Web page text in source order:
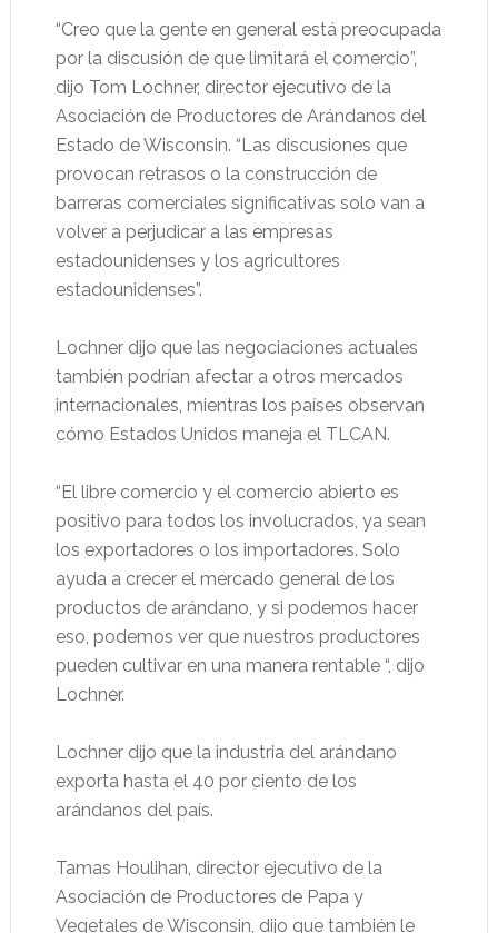
“Creo que la gente en general está preocupada
por la discusión de que limitará el comercio”,
dijo Tom Lochner, director ejecutivo de la
Asociación de Productores de Arándanos del
Estado de Wisconsin. “Las discusiones que
provocan retrasos o la construcción de
barreras comerciales significativas solo van a
volver a perjudicar a las empresas
estadounidenses y los agricultores
estadounidenses”.
Lochner dijo que las negociaciones actuales
también podrían afectar a otros mercados
internacionales, mientras los países observan
cómo Estados Unidos maneja el TLCAN.
“El libre comercio y el comercio abierto es
positivo para todos los involucrados, ya sean
los exportadores o los importadores. Solo
ayuda a crecer el mercado general de los
productos de arándano, y si podemos hacer
eso, podemos ver que nuestros productores
pueden cultivar en una manera rentable “, dijo
Lochner.
Lochner dijo que la industria del arándano
exporta hasta el 40 por ciento de los
arándanos del país.
Tamas Houlihan, director ejecutivo de la
Asociación de Productores de Papa y
Vegetales de Wisconsin, dijo que también le